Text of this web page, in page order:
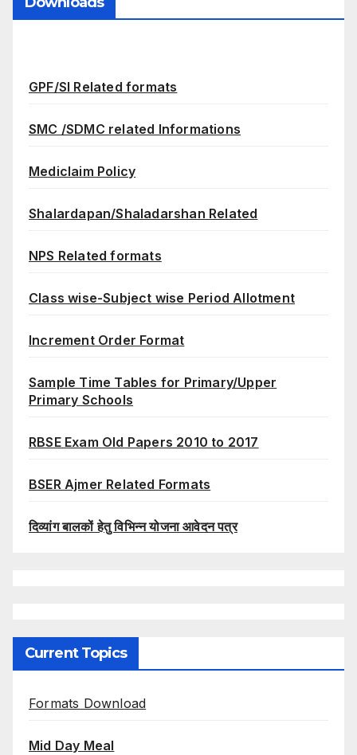
GPF/SI Related formats
SMC /SDMC related Informations
Mediclaim Policy
Shalardapan/Shaladarshan Related
NPS Related formats
Class wise-Subject wise Period Allotment
Increment Order Format
Sample Time Tables for Primary/Upper
Primary Schools
RBSE Exam Old Papers 2010 to 2017
BSER Ajmer Related Formats
दिव्यांग बालकों हेतु विभिन्न योजना आवेदन पत्र
Current Topics
Formats Download
Mid Day Meal